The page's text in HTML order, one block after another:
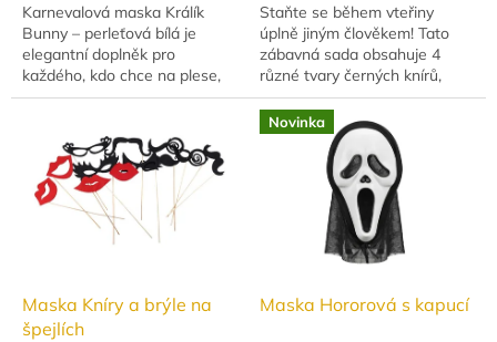
Karnevalová maska Králík
Bunny – perleťová bílá je
elegantní doplněk pro
každého, kdo chce na plese,
karnevalu nebo tematické
maska králíka v luxusním...
Staňte se během vteřiny
úplně jiným člověkem! Tato
zábavná sada obsahuje 4
různé tvary černých knírů,
které jsou ideálním doplňkem
pro každou párty, maškarní
ples nebo do...
Maska Kníry a brýle na
špejlích
Novinka
Maska Hororová s kapucí